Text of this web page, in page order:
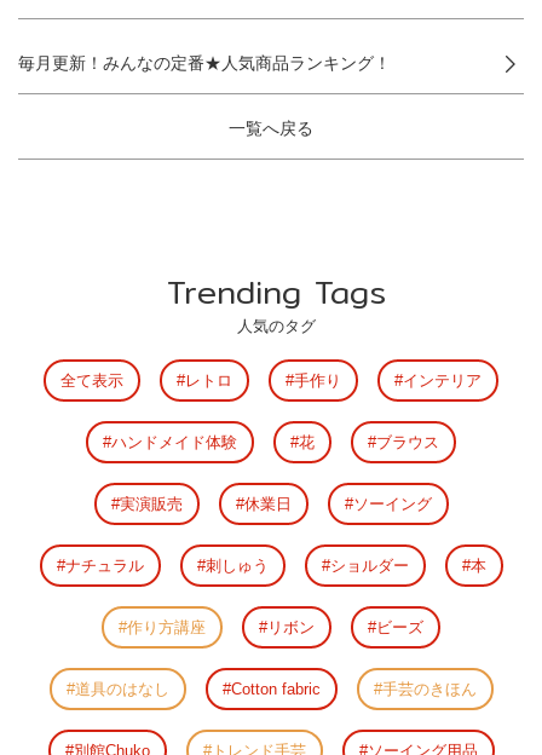
一覧へ戻る
毎月更新！みんなの定番★人気商品ランキング！
Trending Tags
人気のタグ
全て表示 レトロ 手作り インテリア
ハンドメイド体験 花 ブラウス
実演販売 休業日 ソーイング
ナチュラル 刺しゅう ショルダー 本
作り方講座 リボン ビーズ
道具のはなし Cotton fabric 手芸のきほん
別館Chuko トレンド手芸 ソーイング用品